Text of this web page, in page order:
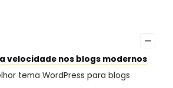
–
velocidade nos blogs modernos
tema WordPress para blogs